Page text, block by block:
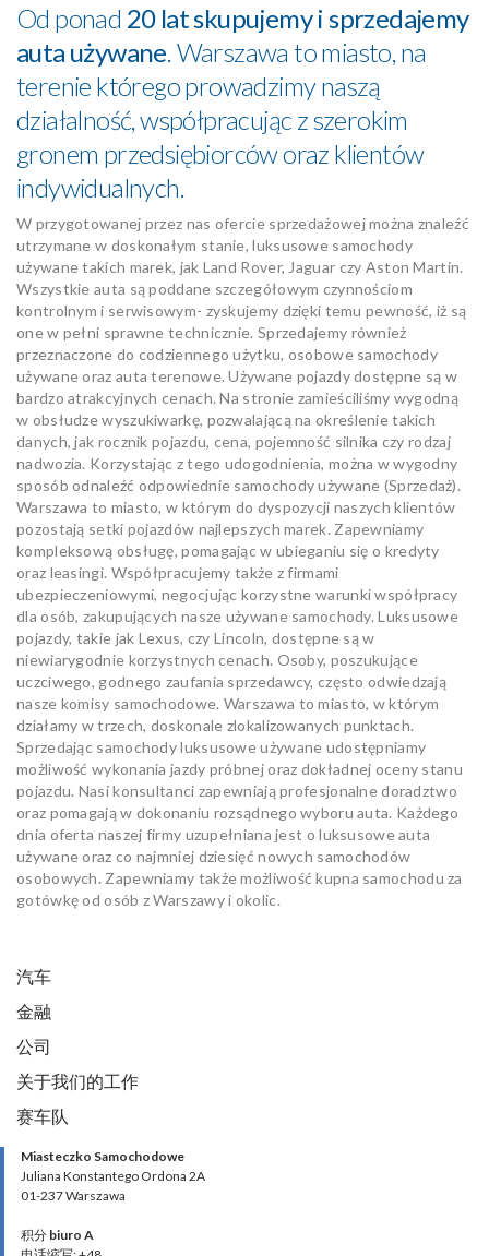
Od ponad 20 lat skupujemy i sprzedajemy
auta używane. Warszawa to miasto, na
terenie którego prowadzimy naszą
działalność, współpracując z szerokim
gronem przedsiębiorców oraz klientów
indywidualnych.
W przygotowanej przez nas ofercie sprzedażowej można znaleźć
utrzymane w doskonałym stanie, luksusowe samochody
używane takich marek, jak Land Rover, Jaguar czy Aston Martin.
Wszystkie auta są poddane szczegółowym czynnościom
kontrolnym i serwisowym- zyskujemy dzięki temu pewność, iż są
one w pełni sprawne technicznie. Sprzedajemy również
przeznaczone do codziennego użytku, osobowe samochody
używane oraz auta terenowe. Używane pojazdy dostępne są w
bardzo atrakcyjnych cenach. Na stronie zamieściliśmy wygodną
w obsłudze wyszukiwarkę, pozwalającą na określenie takich
danych, jak rocznik pojazdu, cena, pojemność silnika czy rodzaj
nadwozia. Korzystając z tego udogodnienia, można w wygodny
sposób odnaleźć odpowiednie samochody używane (Sprzedaż).
Warszawa to miasto, w którym do dyspozycji naszych klientów
pozostają setki pojazdów najlepszych marek. Zapewniamy
kompleksową obsługę, pomagając w ubieganiu się o kredyty
oraz leasingi. Współpracujemy także z firmami
ubezpieczeniowymi, negocjując korzystne warunki współpracy
dla osób, zakupujących nasze używane samochody. Luksusowe
pojazdy, takie jak Lexus, czy Lincoln, dostępne są w
niewiarygodnie korzystnych cenach. Osoby, poszukujące
uczciwego, godnego zaufania sprzedawcy, często odwiedzają
nasze komisy samochodowe. Warszawa to miasto, w którym
działamy w trzech, doskonale zlokalizowanych punktach.
Sprzedając samochody luksusowe używane udostępniamy
możliwość wykonania jazdy próbnej oraz dokładnej oceny stanu
pojazdu. Nasi konsultanci zapewniają profesjonalne doradztwo
oraz pomagają w dokonaniu rozsądnego wyboru auta. Każdego
dnia oferta naszej firmy uzupełniana jest o luksusowe auta
używane oraz co najmniej dziesięć nowych samochodów
osobowych. Zapewniamy także możliwość kupna samochodu za
gotówkę od osób z Warszawy i okolic.
汽车
金融
公司
关于我们的工作
赛车队
Miasteczko Samochodowe
Juliana Konstantego Ordona 2A
01-237 Warszawa
积分 biuro A